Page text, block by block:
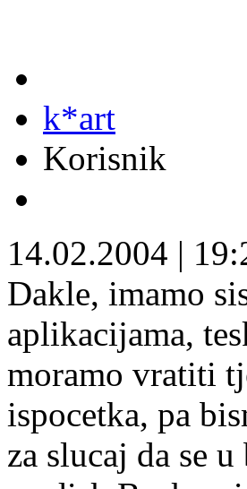
k*art
Korisnik
14.02.2004 |
Dakle, imamo
aplikacijama,
moramo vratiti
ispocetka, pa
za slucaj da se